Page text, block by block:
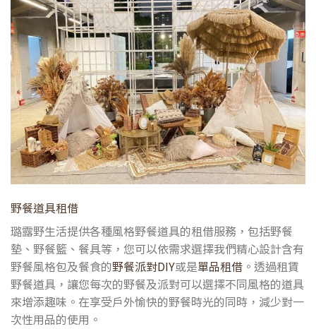
野餐道具租借
璐露野生活提供各種風格野餐道具的租借服務，包括野餐
墊、野餐籃、餐具等，您可以依需求選擇我們精心設計含有
野餐風格包及餐食的野餐派對DIY或是單品租借 。透過租賃
野餐道具，讓您每次的野餐及派對可以選擇不同風格的道具
來增添趣味。在享受戶外愉快的野餐時光的同時，減少對一
次性用品的使用。